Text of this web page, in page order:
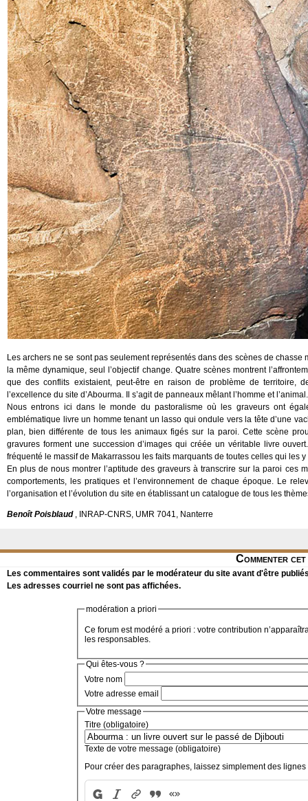
Les archers ne se sont pas seulement représentés dans des scènes de
la même dynamique, seul l’objectif change. Quatre scènes montrent
que des conflits existaient, peut-être en raison de problème de territoire,
l’excellence du site d’Abourma. Il s’agit de panneaux mêlant l’homme et l’animal.
Nous entrons ici dans le monde du pastoralisme où les graveurs ont
emblématique livre un homme tenant un lasso qui ondule vers la tête d’une
plan, bien différente de tous les animaux figés sur la paroi. Cette scène
gravures forment une succession d’images qui créée un véritable livre
fréquenté le massif de Makarrassou les faits marquants de toutes celles qui les
En plus de nous montrer l’aptitude des graveurs à transcrire sur la paroi ces
comportements, les pratiques et l’environnement de chaque époque. Le
l’organisation et l’évolution du site en établissant un catalogue de tous les
Benoît Poisblaud , INRAP-CNRS, UMR 7041, Nanterre
Commenter
Les commentaires sont validés par le modérateur du site avant d'être
Les adresses courriel ne sont pas affichées.
modération a priori
Ce forum est modéré a priori : votre contribution
les responsables.
Qui êtes-vous ?
Votre nom
Votre adresse email
Votre message
Titre (obligatoire)
Texte de votre message (obligatoire)
Pour créer des paragraphes, laissez simplement des lignes